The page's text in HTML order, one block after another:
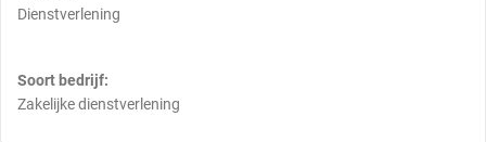
Dienstverlening
Soort bedrijf:
Zakelijke dienstverlening